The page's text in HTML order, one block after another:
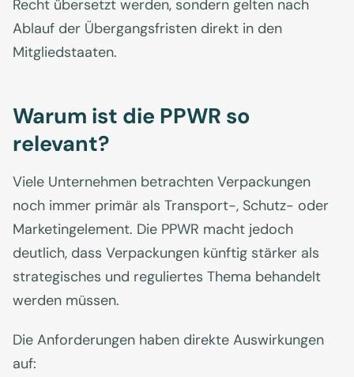
Recht übersetzt werden, sondern gelten nach
Ablauf der Übergangsfristen direkt in den
Mitgliedstaaten.
Warum ist die PPWR so
relevant?
Viele Unternehmen betrachten Verpackungen
noch immer primär als Transport-, Schutz- oder
Marketingelement. Die PPWR macht jedoch
deutlich, dass Verpackungen künftig stärker als
strategisches und reguliertes Thema behandelt
werden müssen.
Die Anforderungen haben direkte Auswirkungen
auf: